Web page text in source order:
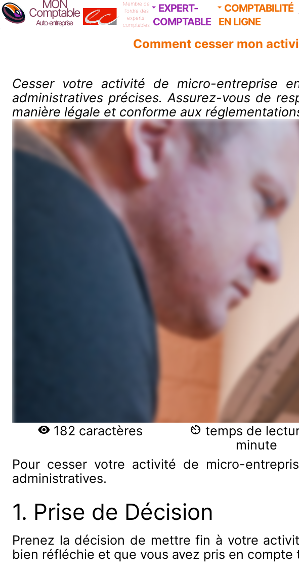
MON
Comptable
Auto-entreprise
Membre de
l'ordre des
experts-
comptables
EXPERT-
COMPTABLE
COMPTABILITÉ
EN LIGNE
Comment cesser mon
Cesser votre activité de micro-entreprise
administratives précises. Assurez-vous de
manière légale et conforme aux
182 caractères
temps de
minute
Pour cesser votre activité de micro-
administratives.
1. Prise de Décision
Prenez la décision de mettre fin à votre
bien réfléchie et que vous avez pris en